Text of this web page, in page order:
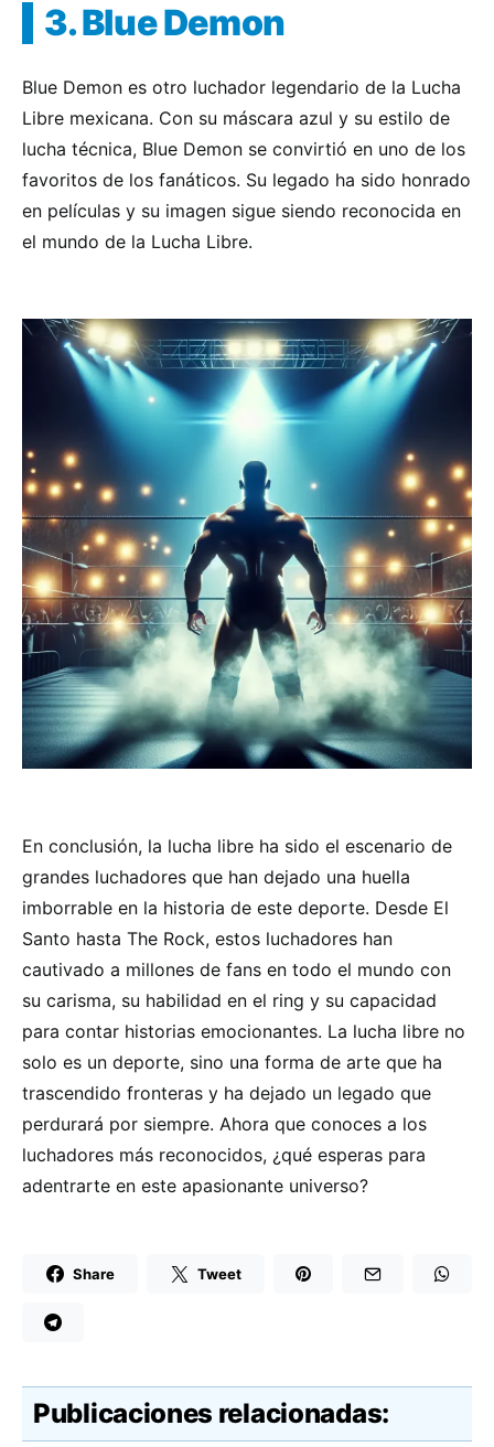
3. Blue Demon
Blue Demon es otro luchador legendario de la Lucha
Libre mexicana. Con su máscara azul y su estilo de
lucha técnica, Blue Demon se convirtió en uno de los
favoritos de los fanáticos. Su legado ha sido honrado
en películas y su imagen sigue siendo reconocida en
el mundo de la Lucha Libre.
En conclusión, la lucha libre ha sido el escenario de
grandes luchadores que han dejado una huella
imborrable en la historia de este deporte. Desde El
Santo hasta The Rock, estos luchadores han
cautivado a millones de fans en todo el mundo con
su carisma, su habilidad en el ring y su capacidad
para contar historias emocionantes. La lucha libre no
solo es un deporte, sino una forma de arte que ha
trascendido fronteras y ha dejado un legado que
perdurará por siempre. Ahora que conoces a los
luchadores más reconocidos, ¿qué esperas para
adentrarte en este apasionante universo?
Share Tweet
Publicaciones relacionadas: